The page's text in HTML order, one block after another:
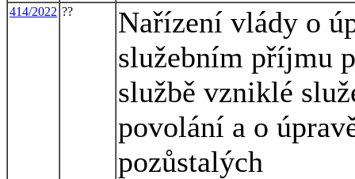
414/2022 ??
Nařízení vlády o
služebním příjmu
službě vzniklé
povolání a o
pozůstalých